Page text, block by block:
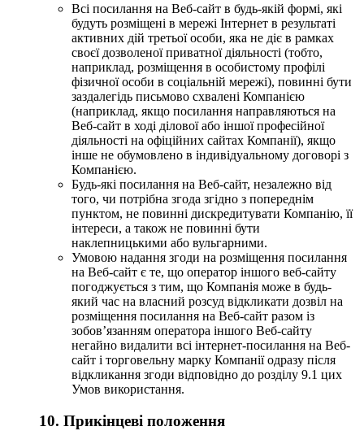
Всі посилання на Веб-сайт в будь-якій формі, які
будуть розміщені в мережі Інтернет в результаті
активних дій третьої особи, яка не діє в рамках
своєї дозволеної приватної діяльності (тобто,
наприклад, розміщення в особистому профілі
фізичної особи в соціальній мережі), повинні бути
заздалегідь письмово схвалені Компанією
(наприклад, якщо посилання направляються на
Веб-сайт в ході ділової або іншої професійної
діяльності на офіційних сайтах Компанії), якщо
інше не обумовлено в індивідуальному договорі з
Компанією.
Будь-які посилання на Веб-сайт, незалежно від
того, чи потрібна згода згідно з попереднім
пунктом, не повинні дискредитувати Компанію, її
інтереси, а також не повинні бути
наклепницькими або вульгарними.
Умовою надання згоди на розміщення посилання
на Веб-сайт є те, що оператор іншого веб-сайту
погоджується з тим, що Компанія може в будь-
який час на власний розсуд відкликати дозвіл на
розміщення посилання на Веб-сайт разом із
зобов’язанням оператора іншого Веб-сайту
негайно видалити всі інтернет-посилання на Веб-
сайт і торговельну марку Компанії одразу після
відкликання згоди відповідно до розділу 9.1 цих
Умов використання.
10. Прикінцеві положення